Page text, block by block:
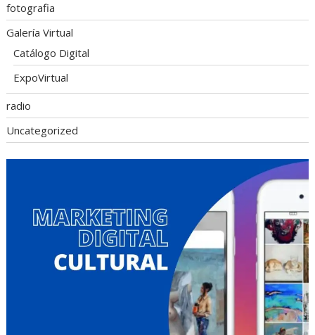
fotografia
Galería Virtual
Catálogo Digital
ExpoVirtual
radio
Uncategorized